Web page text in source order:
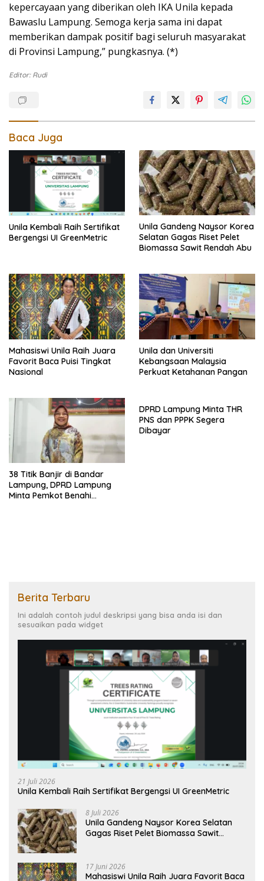
kepercayaan yang diberikan oleh IKA Unila kepada
Bawaslu Lampung. Semoga kerja sama ini dapat
memberikan dampak positif bagi seluruh masyarakat
di Provinsi Lampung,” pungkasnya. (*)
Editor: Rudi
Baca Juga
Unila Kembali Raih Sertifikat
Bergengsi UI GreenMetric
Unila Gandeng Naysor Korea
Selatan Gagas Riset Pelet
Biomassa Sawit Rendah Abu
Mahasiswi Unila Raih Juara
Favorit Baca Puisi Tingkat
Nasional
Unila dan Universiti
Kebangsaan Malaysia
Perkuat Ketahanan Pangan
38 Titik Banjir di Bandar
Lampung, DPRD Lampung
Minta Pemkot Benahi
DPRD Lampung Minta THR
PNS dan PPPK Segera
Dibayar
Berita Terbaru
Ini adalah contoh judul deskripsi yang bisa anda isi dan
sesuaikan pada widget
21 Juli 2026
Unila Kembali Raih Sertifikat Bergengsi UI GreenMetric
8 Juli 2026
Unila Gandeng Naysor Korea Selatan
Gagas Riset Pelet Biomassa Sawit
17 Juni 2026
Mahasiswi Unila Raih Juara Favorit Baca